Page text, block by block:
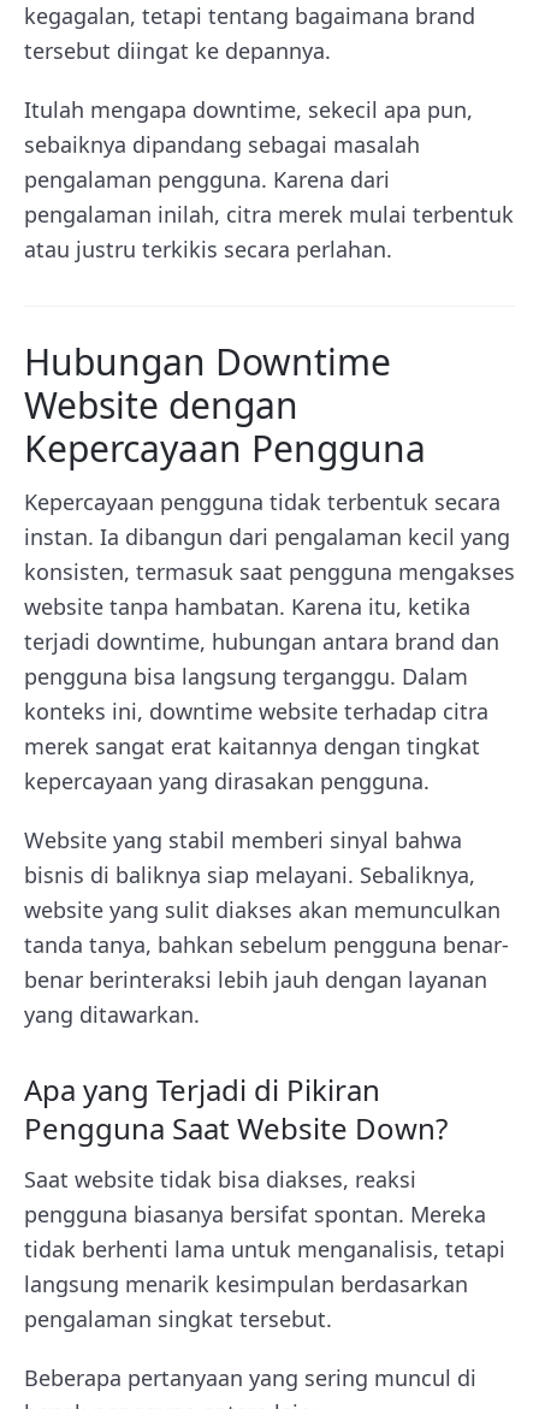
kegagalan, tetapi tentang bagaimana brand
tersebut diingat ke depannya.
Itulah mengapa downtime, sekecil apa pun,
sebaiknya dipandang sebagai masalah
pengalaman pengguna. Karena dari
pengalaman inilah, citra merek mulai terbentuk
atau justru terkikis secara perlahan.
Hubungan Downtime
Website dengan
Kepercayaan Pengguna
Kepercayaan pengguna tidak terbentuk secara
instan. Ia dibangun dari pengalaman kecil yang
konsisten, termasuk saat pengguna mengakses
website tanpa hambatan. Karena itu, ketika
terjadi downtime, hubungan antara brand dan
pengguna bisa langsung terganggu. Dalam
konteks ini, downtime website terhadap citra
merek sangat erat kaitannya dengan tingkat
kepercayaan yang dirasakan pengguna.
Website yang stabil memberi sinyal bahwa
bisnis di baliknya siap melayani. Sebaliknya,
website yang sulit diakses akan memunculkan
tanda tanya, bahkan sebelum pengguna benar-
benar berinteraksi lebih jauh dengan layanan
yang ditawarkan.
Apa yang Terjadi di Pikiran
Pengguna Saat Website Down?
Saat website tidak bisa diakses, reaksi
pengguna biasanya bersifat spontan. Mereka
tidak berhenti lama untuk menganalisis, tetapi
langsung menarik kesimpulan berdasarkan
pengalaman singkat tersebut.
Beberapa pertanyaan yang sering muncul di